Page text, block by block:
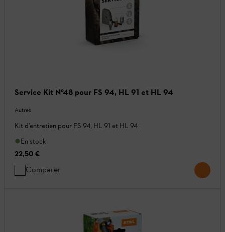
Service Kit N°48 pour FS 94, HL 91 et HL 94
Autres
Kit d'entretien pour FS 94, HL 91 et HL 94
En stock
22,50 €
Comparer